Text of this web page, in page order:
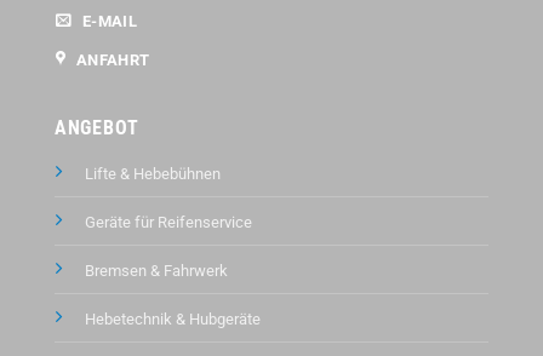
E-MAIL
ANFAHRT
ANGEBOT
Lifte & Hebebühnen
Geräte für Reifenservice
Bremsen & Fahrwerk
Hebetechnik & Hubgeräte